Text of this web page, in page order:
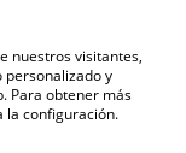
nuestros visitantes,
y
Para obtener más
la configuración.